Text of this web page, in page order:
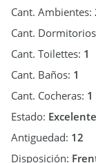
Cant. Ambientes:
Cant.
Cant. Toilettes: 1
Cant. Baños: 1
Cant. Cocheras: 1
Estado: Excelente
Antiguedad: 12
Disposición: